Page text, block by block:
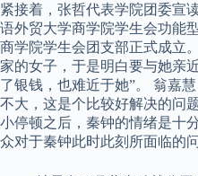
紧接着，张哲代表学院团委宣
语外贸大学商学院学生会功能
商学院学生会团支部正式成立
家的女子，于是明白要与她亲
了银钱，也难近于她”。 翁嘉
不大，这是个比较好解决的问
小停顿之后，秦钟的情绪是十
众对于秦钟此时此刻所面临的